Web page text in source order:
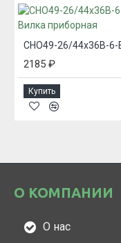
2185 ₽
Купить
О КОМПАНИИ
О нас